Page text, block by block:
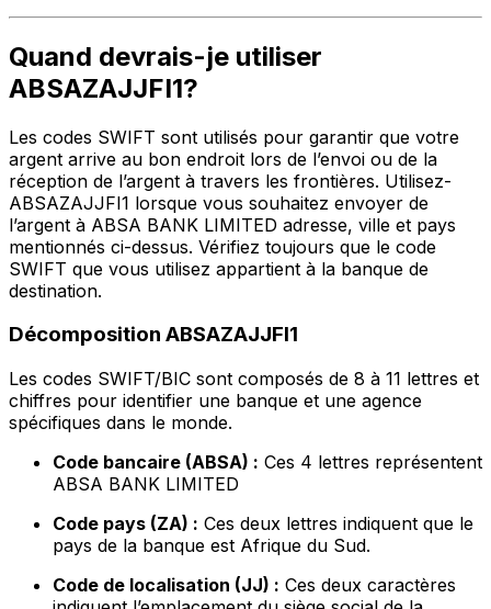
Quand devrais-je utiliser
ABSAZAJJFI1?
Les codes SWIFT sont utilisés pour garantir que votre
argent arrive au bon endroit lors de l’envoi ou de la
réception de l’argent à travers les frontières. Utilisez-
ABSAZAJJFI1 lorsque vous souhaitez envoyer de
l’argent à ABSA BANK LIMITED adresse, ville et pays
mentionnés ci-dessus. Vérifiez toujours que le code
SWIFT que vous utilisez appartient à la banque de
destination.
Décomposition ABSAZAJJFI1
Les codes SWIFT/BIC sont composés de 8 à 11 lettres et
chiffres pour identifier une banque et une agence
spécifiques dans le monde.
Code bancaire (ABSA) : Ces 4 lettres représentent
ABSA BANK LIMITED
Code pays (ZA) : Ces deux lettres indiquent que le
pays de la banque est Afrique du Sud.
Code de localisation (JJ) : Ces deux caractères